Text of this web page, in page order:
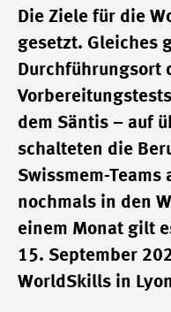
Die Ziele für die
gesetzt. Gleiches
Durchführungsort
dem Säntis – auf
schalteten die
Swissmem-Teams
nochmals in den
einem Monat gilt
15. September
WorldSkills in